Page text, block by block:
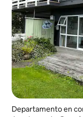
Departamento en